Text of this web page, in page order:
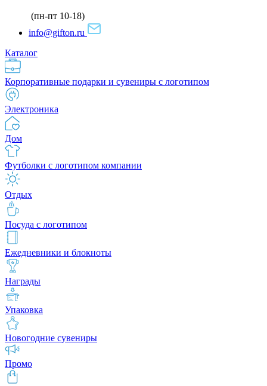
(пн-пт 10-18)
info@gifton.ru
Каталог
Корпоративные подарки и сувениры с логотипом
Электроника
Дом
Футболки с логотипом компании
Отдых
Посуда с логотипом
Ежедневники и блокноты
Награды
Упаковка
Новогодние сувениры
Промо